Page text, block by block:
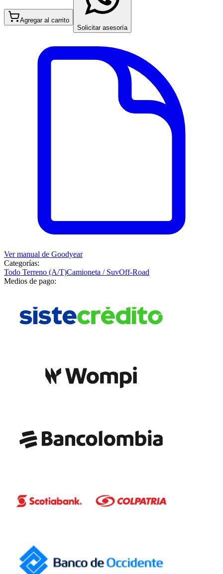
Agregar al carrito
Solicitar asesoría
Ver manual de Goodyear
Categorías:
Todo Terreno (A/T)Camioneta / SuvOff-Road
Medios de pago: